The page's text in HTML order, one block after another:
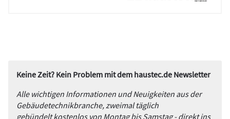
Keine Zeit? Kein Problem mit dem haustec.de Newsletter
Alle wichtigen Informationen und Neuigkeiten aus der
Gebäudetechnikbranche, zweimal täglich
gebündelt kostenlos von Montag bis Samstag - direkt ins